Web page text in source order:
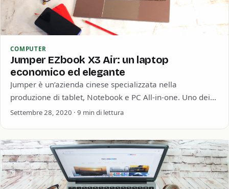
COMPUTER
Jumper EZbook X3 Air: un laptop
economico ed elegante
Jumper è un’azienda cinese specializzata nella
produzione di tablet, Notebook e PC All-in-one. Uno dei
computer che ha fatto maggior successo in…
Settembre 28, 2020 · 9 min di lettura